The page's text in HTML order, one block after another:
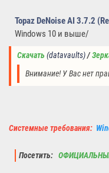
Topaz DeNoise AI 3.7.2
Windows 10 и выше/
Скачать (datavaults) /
Внимание! У Вас нет
Системные требования:
Посетить: